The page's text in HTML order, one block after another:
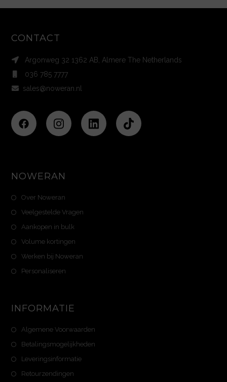
CONTACT
Argonweg 32 1362 AB, Almere The Netherlands
036 785 7777
NOWERAN
Over Noweran
Veelgestelde Vragen
Aankopen in bulk
Volume kortingen
Werken bij Noweran
Personaliseren
INFORMATIE
Algemene Voorwaarden
Betalingsmogelijkheden
Leveringsinformatie
Retourzendingen